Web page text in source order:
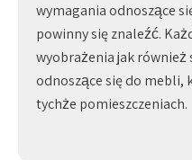
wymagania odnoszące
powinny się znaleźć.
wyobrażenia jak również
odnoszące się do mebli,
tychże pomieszczeniach.